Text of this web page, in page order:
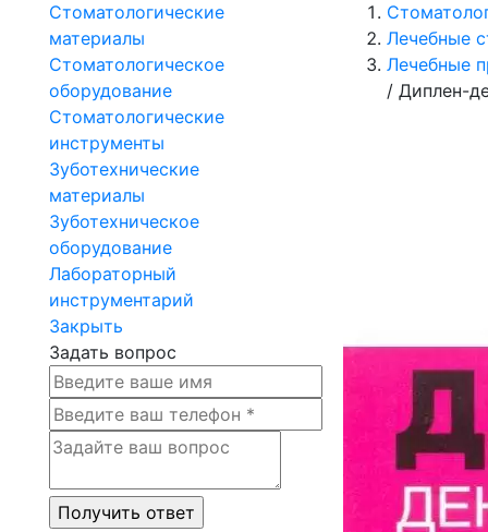
Стоматологические
материалы
Стоматологическое
оборудование
Стоматологические
инструменты
Зуботехнические
материалы
Зуботехническое
оборудование
Лабораторный
инструментарий
Закрыть
Задать вопрос
Лечебные
Лечебные
/ Диплен-